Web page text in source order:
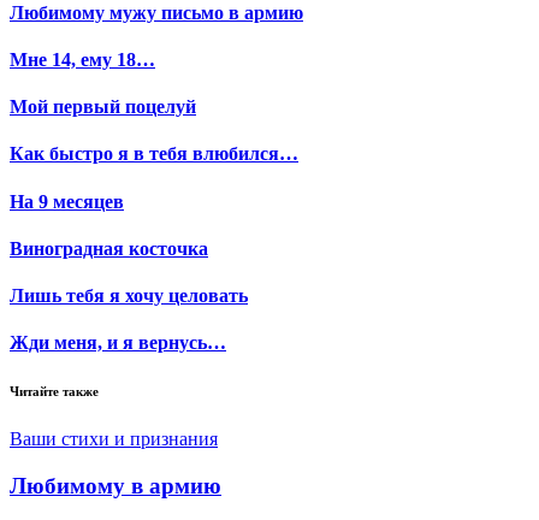
Любимому мужу письмо в армию
Мне 14, ему 18…
Мой первый поцелуй
Как быстро я в тебя влюбился…
На 9 месяцев
Виноградная косточка
Лишь тебя я хочу целовать
Жди меня, и я вернусь…
Читайте также
Ваши стихи и признания
Любимому в армию